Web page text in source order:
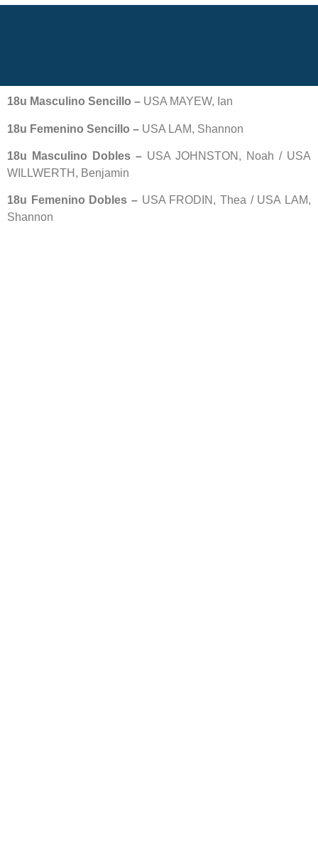
18u Masculino Sencillo – USA MAYEW, Ian
18u Femenino Sencillo – USA LAM, Shannon
18u Masculino Dobles – USA JOHNSTON, Noah / USA
WILLWERTH, Benjamin
18u Femenino Dobles – USA FRODIN, Thea / USA LAM,
Shannon